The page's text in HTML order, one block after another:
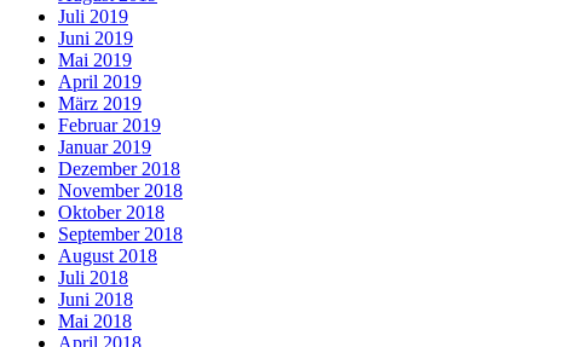
Juli 2019
Juni 2019
Mai 2019
April 2019
März 2019
Februar 2019
Januar 2019
Dezember 2018
November 2018
Oktober 2018
September 2018
August 2018
Juli 2018
Juni 2018
Mai 2018
April 2018